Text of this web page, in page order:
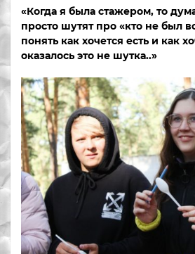
«Когда я была стажером, то
просто шутят про «кто не был
понять как хочется есть и как
оказалось это не шутка..»